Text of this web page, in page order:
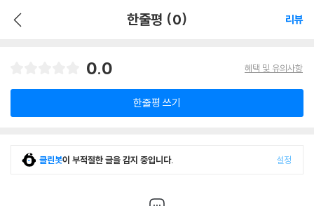
한줄평 (0) 리뷰
0.0 혜택 및 유의사항
한줄평 쓰기
클린봇이 부적절한 글을 감지 중입니다. 설정